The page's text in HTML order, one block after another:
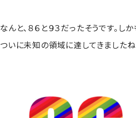
なんと、８６と９３だったそうです。し
ついに未知の領域に達してきましたね